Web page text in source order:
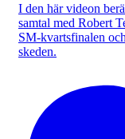
I den här videon
samtal med Robert
SM-kvartsfinalen
skeden.